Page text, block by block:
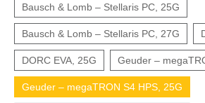
Bausch & Lomb – Stellaris PC, 25G
Bausch & Lomb – Stellaris PC, 27G
DORC EVA, 25G Geuder –
Geuder – megaTRON S4 HPS, 25G